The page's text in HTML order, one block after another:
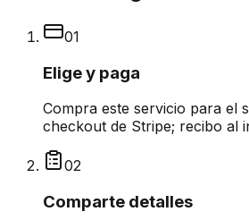
01
Elige y paga
Compra este servicio para el
checkout de Stripe; recibo al
02
Comparte detalles